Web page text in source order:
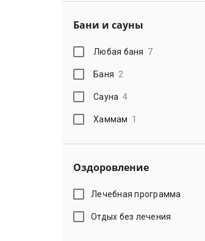
Бани и сауны
Любая баня 7
Баня 2
Сауна 4
Хаммам 1
Оздоровление
Лечебная программа
Отдых без лечения